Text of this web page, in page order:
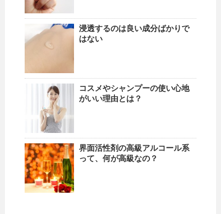
浸透するのは良い成分ばかりで
はない
コスメやシャンプーの使い心地
がいい理由とは？
界面活性剤の高級アルコール系
って、何が高級なの？